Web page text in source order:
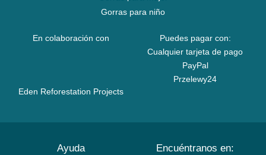
Gorras para niño
En colaboración con
Eden Reforestation Projects
Puedes pagar con:
Cualquier tarjeta de pago
PayPal
Przelewy24
Ayuda Encuéntranos en: